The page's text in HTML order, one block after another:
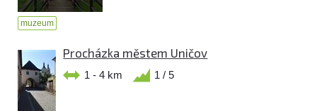
muzeum
Procházka městem Uničov
1 - 4 km 1 / 5